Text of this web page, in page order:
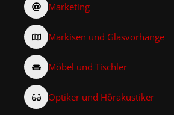
Marketing
Markisen und Glasvorhänge
Möbel und Tischler
Optiker und Hörakustiker